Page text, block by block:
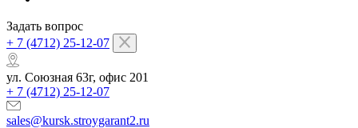
Задать вопрос
+ 7 (4712) 25-12-07
ул. Союзная 63г, офис 201
+ 7 (4712) 25-12-07
sales@kursk.stroygarant2.ru